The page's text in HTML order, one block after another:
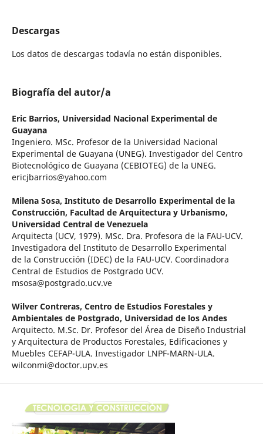
Descargas
Los datos de descargas todavía no están disponibles.
Biografía del autor/a
Eric Barrios, Universidad Nacional Experimental de
Guayana
Ingeniero. MSc. Profesor de la Universidad Nacional
Experimental de Guayana (UNEG). Investigador del Centro
Biotecnológico de Guayana (CEBIOTEG) de la UNEG.
ericjbarrios@yahoo.com
Milena Sosa, Instituto de Desarrollo Experimental de la
Construcción, Facultad de Arquitectura y Urbanismo,
Universidad Central de Venezuela
Arquitecta (UCV, 1979). MSc. Dra. Profesora de la FAU-UCV.
Investigadora del Instituto de Desarrollo Experimental
de la Construcción (IDEC) de la FAU-UCV. Coordinadora
Central de Estudios de Postgrado UCV.
msosa@postgrado.ucv.ve
Wilver Contreras, Centro de Estudios Forestales y
Ambientales de Postgrado, Universidad de los Andes
Arquitecto. M.Sc. Dr. Profesor del Área de Diseño Industrial
y Arquitectura de Productos Forestales, Edificaciones y
Muebles CEFAP-ULA. Investigador LNPF-MARN-ULA.
wilconmi@doctor.upv.es